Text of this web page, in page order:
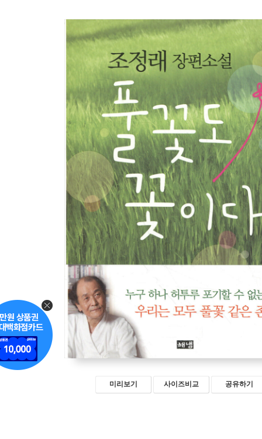
미리보기 사이즈비교 공유하기